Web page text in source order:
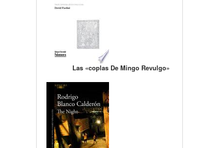
Las «coplas De Mingo Revulgo»